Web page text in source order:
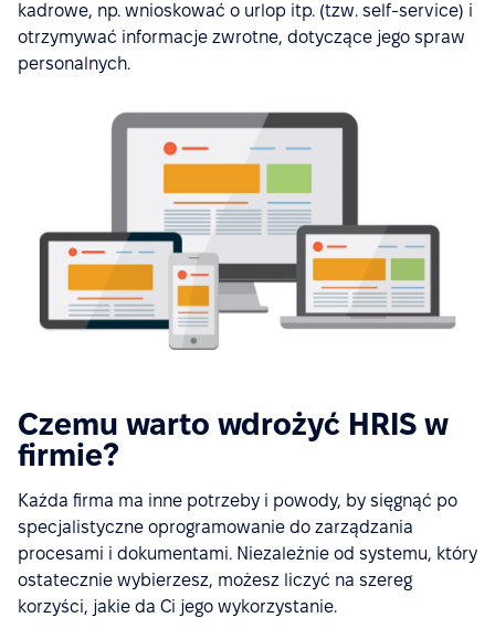
kadrowe, np. wnioskować o urlop itp. (tzw. self-service) i
otrzymywać informacje zwrotne, dotyczące jego spraw
personalnych.
Czemu warto wdrożyć HRIS w
firmie?
Każda firma ma inne potrzeby i powody, by sięgnąć po
specjalistyczne oprogramowanie do zarządzania
procesami i dokumentami. Niezależnie od systemu, który
ostatecznie wybierzesz, możesz liczyć na szereg
korzyści, jakie da Ci jego wykorzystanie.